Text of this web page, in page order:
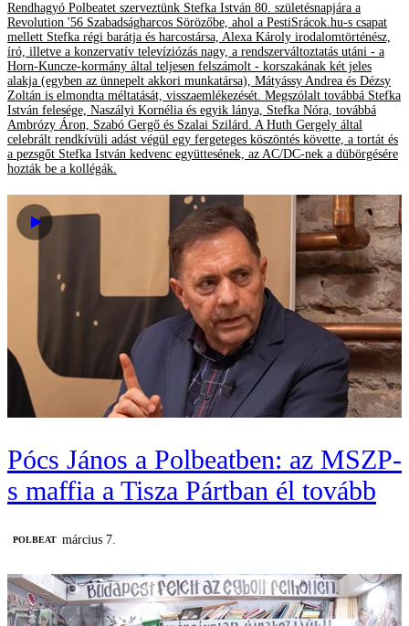
Rendhagyó Polbeatet szerveztünk Stefka István 80. születésnapjára a
Revolution '56 Szabadságharcos Sörözőbe, ahol a PestiSrácok.hu-s csapat
mellett Stefka régi barátja és harcostársa, Alexa Károly irodalomtörténész,
író, illetve a konzervatív televíziózás nagy, a rendszerváltoztatás utáni - a
Horn-Kuncze-kormány által teljesen felszámolt - korszakának két jeles
alakja (egyben az ünnepelt akkori munkatársa), Mátyássy Andrea és Dézsy
Zoltán is elmondta méltatását, visszaemlékezését. Megszólalt továbbá Stefka
István felesége, Naszályi Kornélia és egyik lánya, Stefka Nóra, továbbá
Ambrózy Áron, Szabó Gergő és Szalai Szilárd. A Huth Gergely által
celebrált rendkívüli adást végül egy fergeteges köszöntés követte, a tortát és
a pezsgőt Stefka István kedvenc együttesének, az AC/DC-nek a dübörgésére
hozták be a kollégák.
Pócs János a Polbeatben: az MSZP-
s maffia a Tisza Pártban él tovább
‎POLBEAT március 7.